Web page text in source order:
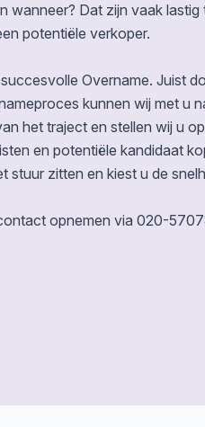
wanneer? Dat zijn vaak lastig
potentiële verkoper.
Overname. Juist
kunnen wij met u
het traject en stellen wij u
en potentiële kandidaat
stuur zitten en kiest u de
opnemen via 020-